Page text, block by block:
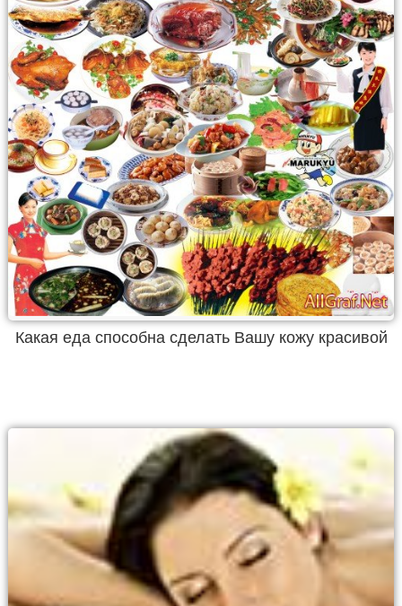
Какая еда способна сделать Вашу кожу красивой